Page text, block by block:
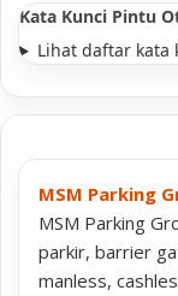
Kata Kunci Pintu
Lihat daftar kata
MSM Parking
MSM Parking
parkir, barrier
manless,